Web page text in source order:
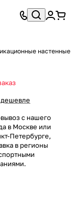
настенные
с нашего
в Москве или
Петербурге,
в регионы